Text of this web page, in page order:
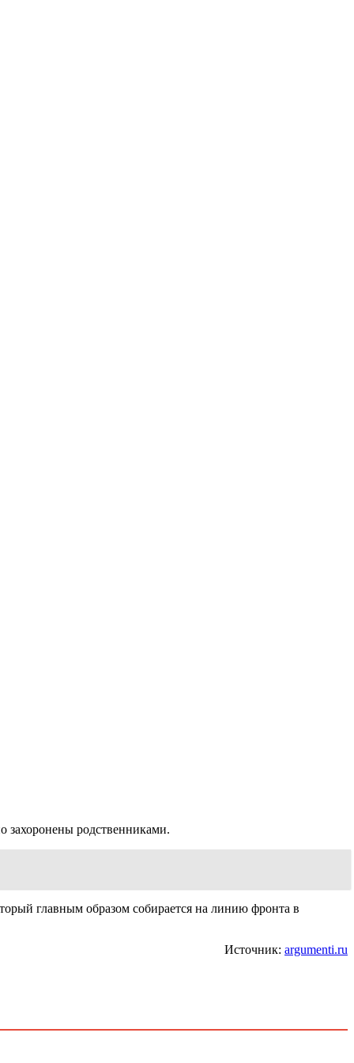
захоронены родственниками.
главным образом собирается на линию фронта в
Источник: argumenti.ru